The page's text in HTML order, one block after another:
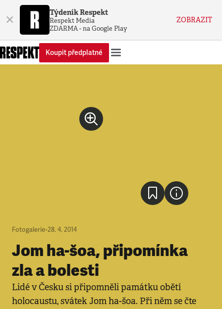
× Týdeník Respekt
Respekt Media
ZDARMA - na Google Play
ZOBRAZIT
Koupit předplatné
Fotogalerie•28. 4. 2014
Jom ha-šoa, připomínka
zla a bolesti
Lidé v Česku si připomněli památku obětí
holocaustu, svátek Jom ha-šoa. Při něm se čte